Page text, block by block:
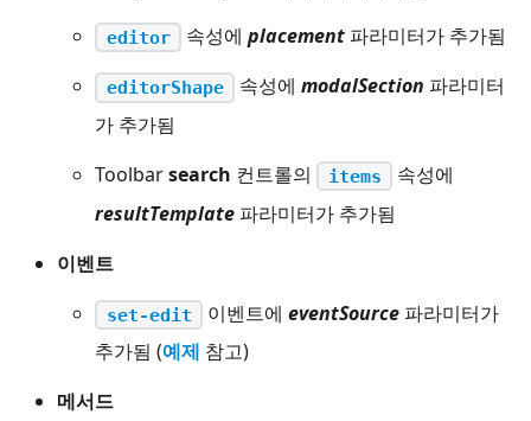
editor 속성에placement 파라미터가 추가됨
editorShape 속성에modalSection 파라미터
가 추가됨
Toolbarsearch 컨트롤의 items
속성에
resultTemplate 파라미터가 추가됨
이벤트
set-edit 이벤트에eventSource 파라미터가
추가됨 (예제 참고)
메서드